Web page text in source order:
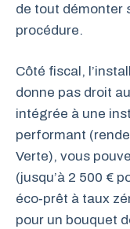
de tout démonter
procédure.
Côté fiscal,
donne pas droit
intégrée à une
performant
Verte), vous
(jusqu’à 2 500 €
éco‑prêt à taux
pour un bouquet